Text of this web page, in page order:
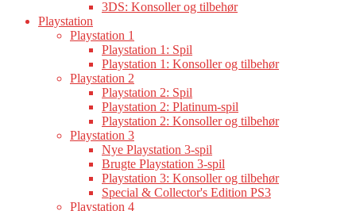
3DS: Konsoller og tilbehør
Playstation
Playstation 1
Playstation 1: Spil
Playstation 1: Konsoller og tilbehør
Playstation 2
Playstation 2: Spil
Playstation 2: Platinum-spil
Playstation 2: Konsoller og tilbehør
Playstation 3
Nye Playstation 3-spil
Brugte Playstation 3-spil
Playstation 3: Konsoller og tilbehør
Special & Collector's Edition PS3
Playstation 4